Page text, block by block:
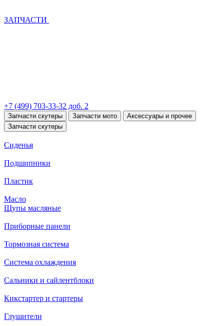
ЗАПЧАСТИ
+7 (499) 703-33-32 доб. 2
Запчасти скутеры Запчасти мото
Аксессуары и прочее
Запчасти скутеры
Сиденья
Подшипники
Пластик
Масло
Щупы масляные
Приборные панели
Тормозная система
Система охлаждения
Сальники и сайлентблоки
Кикстартер и стартеры
Глушители